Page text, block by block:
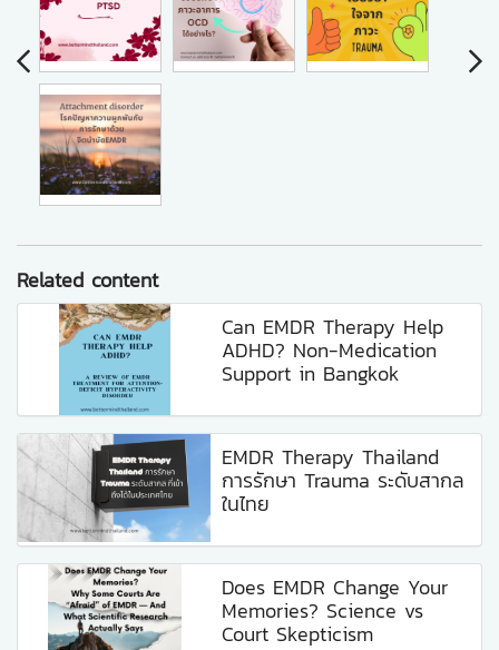
Related content
Can EMDR Therapy Help
ADHD? Non-Medication
Support in Bangkok
EMDR Therapy Thailand
การรักษา Trauma ระดับสากล
ในไทย
Does EMDR Change Your
Memories? Science vs
Court Skepticism